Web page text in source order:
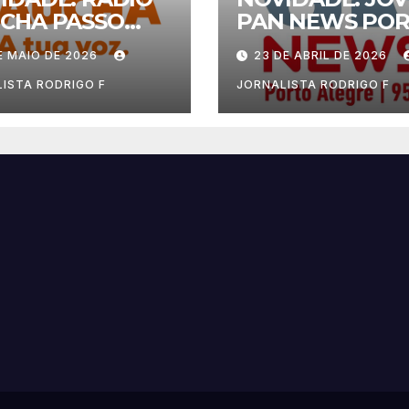
PASSO
MAIO DE 2026
RODRIGO F
PAN NEWS
ALEGRE
23 DE ABRIL DE 2026
JORNALISTA RODRIGO F